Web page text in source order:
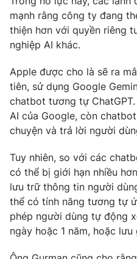
Photo
VTV Money
VTV Sức khoẻ
Thị trường 24h
VTV4
VTV9
mạnh rằng công ty đang
thiện hơn với quyền riêng
nghiệp AI khác.
Apple được cho là sẽ ra
tiên, sử dụng Google
chatbot tương tự
AI của Google, còn
chuyện và trả lời người
Tuy nhiên, so với các
có thể bị giới hạn nhiều
lưu trữ thông tin người
thể có tính năng tương tự
phép người dùng tự động
ngày hoặc 1 năm, hoặc